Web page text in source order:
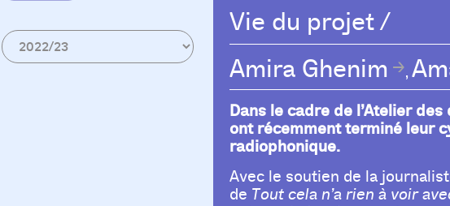
Vie du projet/
Amira Ghenim
,
Dans le cadre de l’Atelier
ont récemment terminé leur
radiophonique.
Avec le soutien de la
de Tout cela n’a rien à voir